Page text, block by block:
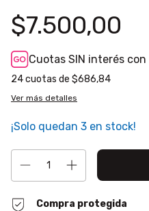
$7.500,00
Cuotas SIN interés con
24cuotas de $686,84
Ver más detalles
¡Solo quedan 3 en stock!
Compra protegida